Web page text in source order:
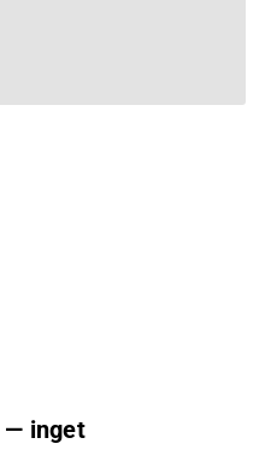
— inget